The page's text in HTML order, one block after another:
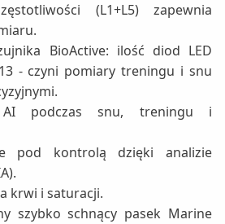
(L1+L5) zapewnia
BioActive: ilość diod LED
- czyni pomiary treningu i snu
AI podczas snu, treningu i
pod kontrolą dzięki analizie
krwi i saturacji.
szybko schnący pasek Marine